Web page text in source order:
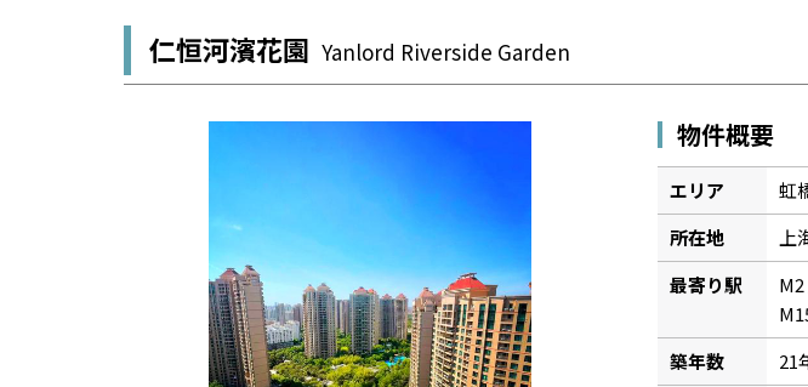
仁恒河濱花園 Yanlord Riverside Garden
物件概要
エリア
虹
所在地
上
最寄り駅
築年数
21